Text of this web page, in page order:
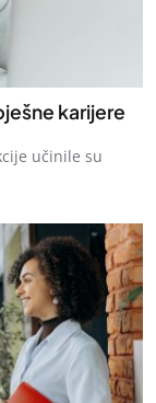
karijere
učinile su